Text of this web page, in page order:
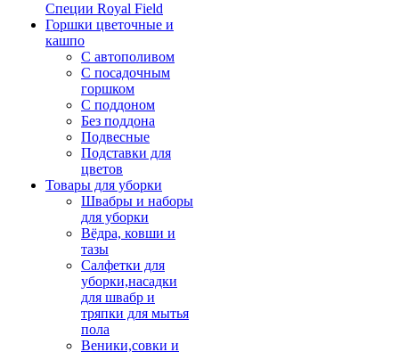
Специи Royal Field
Горшки цветочные и
кашпо
С автополивом
С посадочным
горшком
С поддоном
Без поддона
Подвесные
Подставки для
цветов
Товары для уборки
Швабры и наборы
для уборки
Вёдра, ковши и
тазы
Салфетки для
уборки,насадки
для швабр и
тряпки для мытья
пола
Веники,совки и